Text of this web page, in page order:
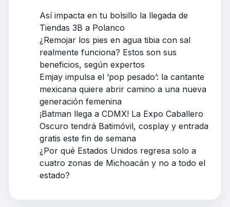
Así impacta en tu bolsillo la llegada de
Tiendas 3B a Polanco
¿Remojar los pies en agua tibia con sal
realmente funciona? Estos son sus
beneficios, según expertos
Emjay impulsa el ‘pop pesado’: la cantante
mexicana quiere abrir camino a una nueva
generación femenina
¡Batman llega a CDMX! La Expo Caballero
Oscuro tendrá Batimóvil, cosplay y entrada
gratis este fin de semana
¿Por qué Estados Unidos regresa solo a
cuatro zonas de Michoacán y no a todo el
estado?